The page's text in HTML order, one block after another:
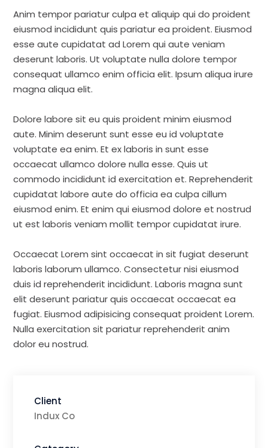
Anim tempor pariatur culpa et aliquip qui do proident
eiusmod incididunt quis pariatur ea proident. Eiusmod
esse aute cupidatat ad Lorem qui aute veniam
deserunt laboris. Ut voluptate nulla dolore tempor
consequat ullamco enim officia elit. Ipsum aliqua irure
magna aliqua elit.
Dolore labore sit eu quis proident minim eiusmod
aute. Minim deserunt sunt esse eu id voluptate
voluptate ea enim. Et ex laboris in sunt esse
occaecat ullamco dolore nulla esse. Quis ut
commodo incididunt id exercitation et. Reprehenderit
cupidatat labore aute do officia ea culpa cillum
eiusmod enim. Et enim qui eiusmod dolore et nostrud
ut est laboris veniam mollit tempor cupidatat irure.
Occaecat Lorem sint occaecat in sit fugiat deserunt
laboris laborum ullamco. Consectetur nisi eiusmod
duis id reprehenderit incididunt. Laboris magna sunt
elit deserunt pariatur quis occaecat occaecat ea
fugiat. Eiusmod adipisicing consequat proident Lorem.
Nulla exercitation sit pariatur reprehenderit anim
dolor eu nostrud.
Client
Indux Co